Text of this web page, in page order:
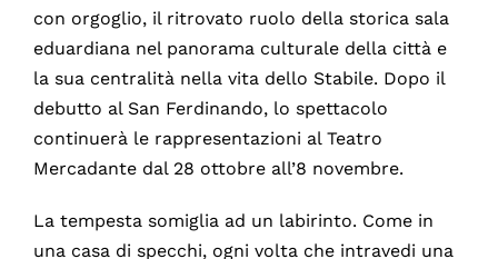
con orgoglio, il ritrovato ruolo della storica sala
eduardiana nel panorama culturale della città e
la sua centralità nella vita dello Stabile. Dopo il
debutto al San Ferdinando, lo spettacolo
continuerà le rappresentazioni al Teatro
Mercadante dal 28 ottobre all’8 novembre.
La tempesta somiglia ad un labirinto. Come in
una casa di specchi, ogni volta che intravedi una